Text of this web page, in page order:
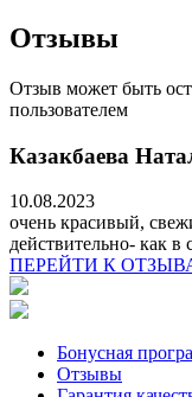
Отзывы
Отзыв может быть
пользователем
Казакбаева
10.08.2023
очень красивый,
действительно- как
ПЕРЕЙТИ К
Бонусная
Отзывы